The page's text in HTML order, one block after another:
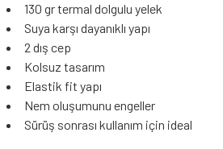
130 gr termal dolgulu yelek
Suya karşı dayanıklı yapı
2 dış cep
Kolsuz tasarım
Elastik fit yapı
Nem oluşumunu engeller
Sürüş sonrası kullanım için ideal